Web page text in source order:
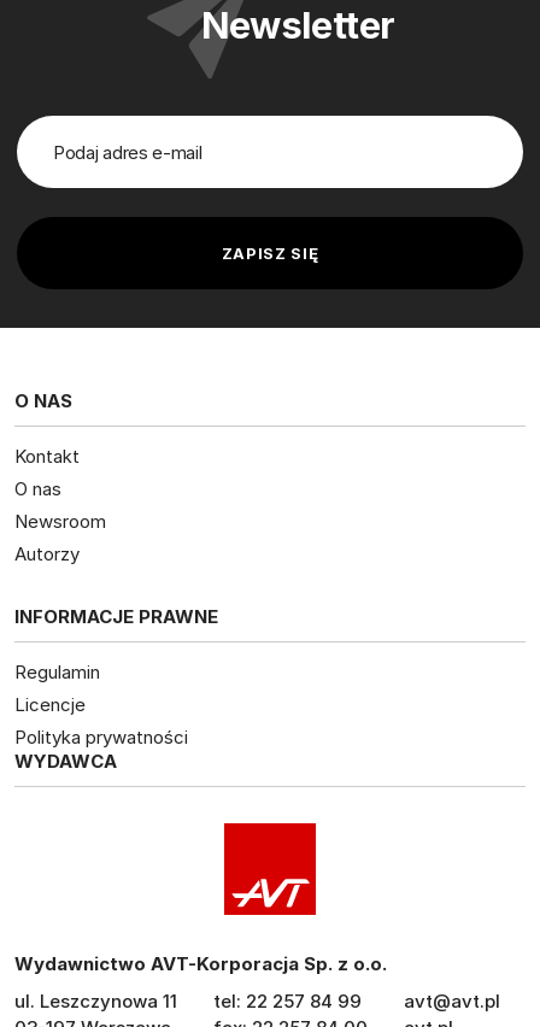
Newsletter
O NAS
Kontakt
O nas
Newsroom
Autorzy
INFORMACJE PRAWNE
Regulamin
Licencje
Polityka prywatności
WYDAWCA
Wydawnictwo AVT-Korporacja Sp. z o.o.
ul. Leszczynowa 11
tel: 22 257 84 99
avt@avt.pl